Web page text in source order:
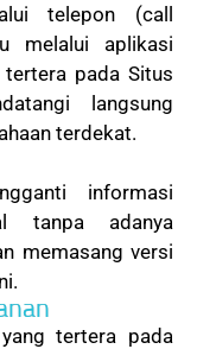
telepon (call
melalui aplikasi
pada Situs
langsung
terdekat.
informasi
tanpa adanya
memasang versi
tertera pada